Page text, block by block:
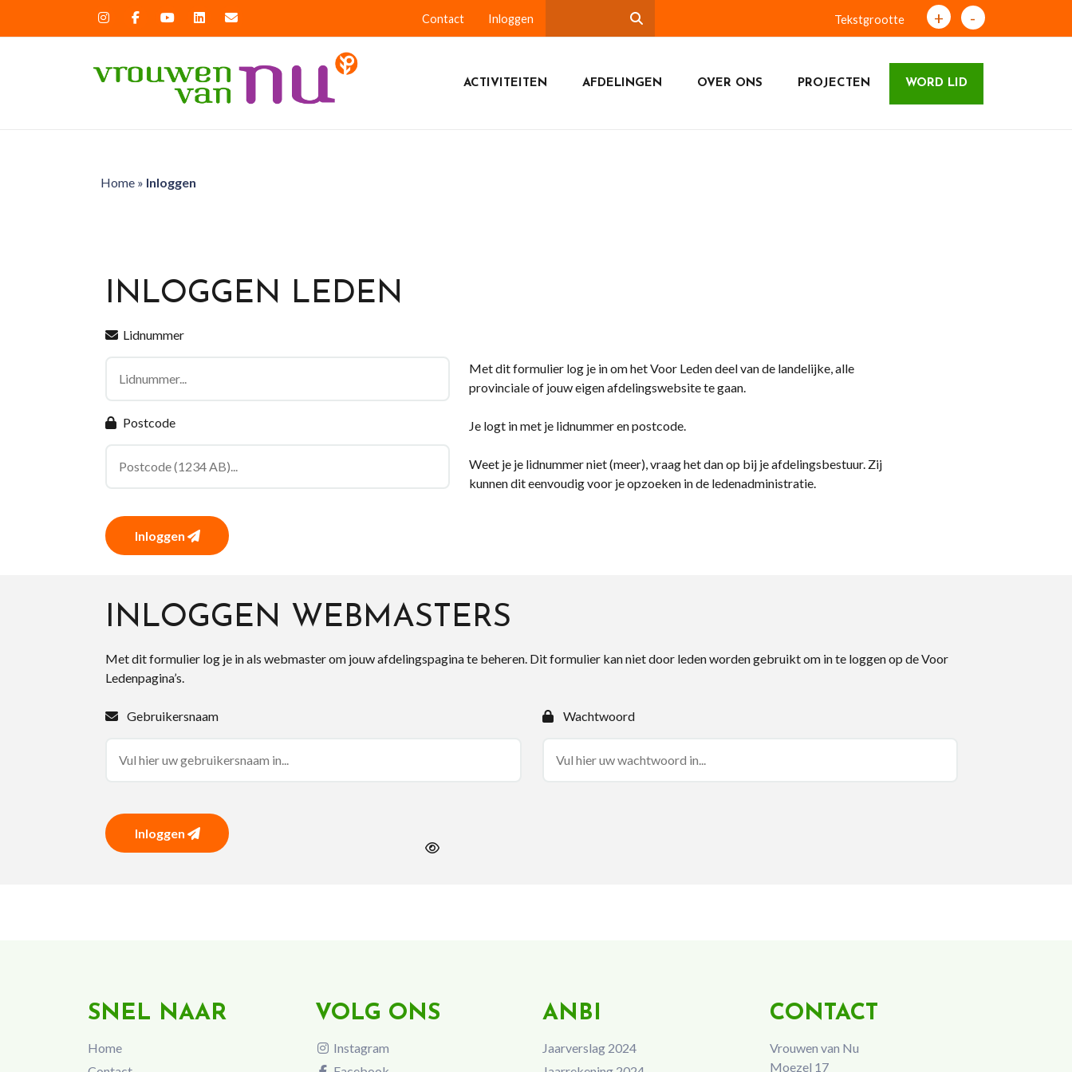
Contact Inloggen Tekstgrootte + -
ACTIVITEITEN AFDELINGEN OVER ONS PROJECTEN WORD LID
Home» Inloggen
INLOGGEN LEDEN
Lidnummer
Postcode
Inloggen
Met dit formulier log je in om het Voor Leden deel van de landelijke, alle
provinciale of jouw eigen afdelingswebsite te gaan.
Je logt in met je lidnummer en postcode.
Weet je je lidnummer niet (meer), vraag het dan op bij je afdelingsbestuur. Zij
kunnen dit eenvoudig voor je opzoeken in de ledenadministratie.
INLOGGEN WEBMASTERS
Met dit formulier log je in als webmaster om jouw afdelingspagina te beheren. Dit formulier kan niet door leden worden gebruikt om in te loggen op de Voor
Ledenpagina’s.
Gebruikersnaam Wachtwoord
Inloggen
SNEL NAAR
Home
VOLG ONS
Instagram
ANBI
Jaarverslag 2024
CONTACT
Vrouwen van Nu
Moezel 17